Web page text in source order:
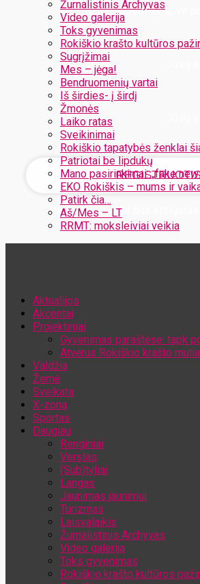
Žurnalistinis Archyvas
Video galerija
Toks gyvenimas
Rokiškio krašto kultūros
Sugrįžimai
Mes – jėga!
Bendruomenių vartai
Iš širdies- į širdį
Žmonės
Laiko ratas
Sveikinimai
Rokiškio tapatybės ženklai
Patriotai be lipdukų
Mano pasirinkimai: „fake
EKO Rokiškis – mums ir
Patirk čia…
Aš/Mes – LT
RRMT: moksleiviai veikia
Užregistruokite savo
Jūsų slaptažodis bus atsiųstas
Aktualijos
Akcentai
Projektiniai
Gyvenimas paraštėse: tapk
Atvėrus Rokiškio krašto
Valdžia
Žemė
Sveikata
X-zona
Sportas
Daugiau
Renginiai
Verslas
(Sub)tyliai
Langas
Jaunimas jaunimui
Turizmas
Laisvalaikis
Žurnalistinis Archyvas
Video galerija
Toks gyvenimas
Rokiškio krašto kultūros